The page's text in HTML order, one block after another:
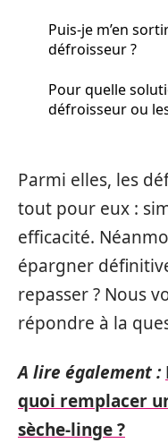
Puis-je m’en
défroisseur ?
Pour quelle
défroisseur ou
Parmi elles, les
tout pour eux :
efficacité.
épargner
repasser ? Nous
répondre à la
A lire également :
quoi remplacer
sèche-linge ?